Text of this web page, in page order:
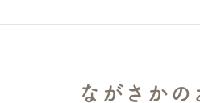
ながさかの